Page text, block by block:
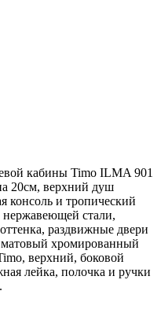
кабины Timo ILMA 901
20см, верхний душ
консоль и тропический
стали,
раздвижные двери
хромированный
верхний, боковой
лейка, полочка и ручки